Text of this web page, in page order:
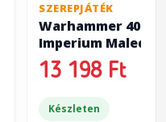
SZEREPJÁTÉK
Warhammer 40k
Imperium
Inquisition GM
13 198 Ft
Készleten